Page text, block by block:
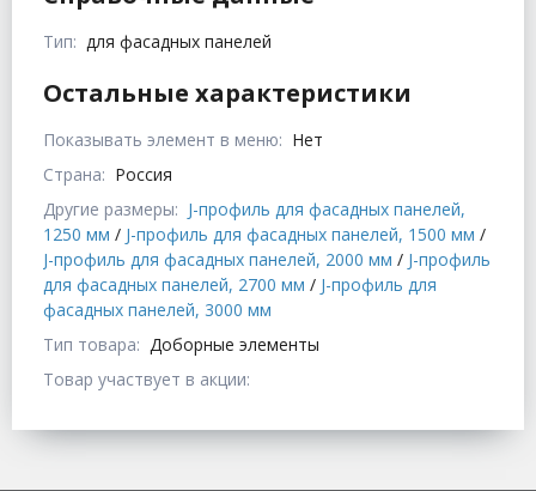
Тип: для фасадных панелей
Остальные характеристики
Показывать элемент в меню: Нет
Страна: Россия
Другие размеры: J-профиль для фасадных панелей,
1250 мм / J-профиль для фасадных панелей, 1500 мм /
J-профиль для фасадных панелей, 2000 мм / J-профиль
для фасадных панелей, 2700 мм / J-профиль для
фасадных панелей, 3000 мм
Тип товара: Доборные элементы
Товар участвует в акции: